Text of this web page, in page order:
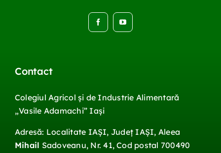
Contact
Colegiul Agricol și de Industrie Alimentară
„Vasile Adamachi” Iași
Adresă: Localitate IAŞI, Județ IAŞI, Aleea
Mihail Sadoveanu, Nr. 41, Cod postal 700490